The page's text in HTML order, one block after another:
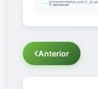
Anterior